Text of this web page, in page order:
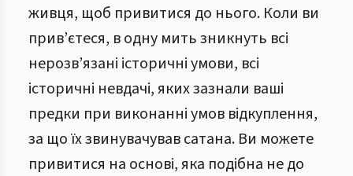
живця, щоб привитися до нього. Коли ви
прив’єтеся, в одну мить зникнуть всі
нерозв’язані історичні умови, всі
історичні невдачі, яких зазнали ваші
предки при виконанні умов відкуплення,
за що їх звинувачував сатана. Ви можете
привитися на основі, яка подібна не до